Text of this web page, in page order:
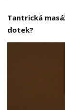
Tantrická
dotek?